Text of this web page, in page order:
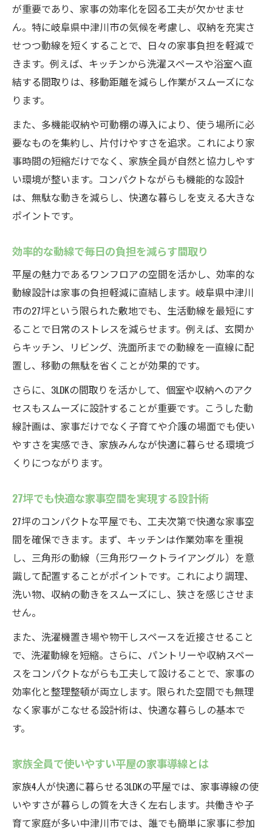
が重要であり、家事の効率化を図る工夫が欠かせませ
ん。特に岐阜県中津川市の気候を考慮し、収納を充実さ
せつつ動線を短くすることで、日々の家事負担を軽減で
きます。例えば、キッチンから洗濯スペースや浴室へ直
結する間取りは、移動距離を減らし作業がスムーズにな
ります。
また、多機能収納や可動棚の導入により、使う場所に必
要なものを集約し、片付けやすさを追求。これにより家
事時間の短縮だけでなく、家族全員が自然と協力しやす
い環境が整います。コンパクトながらも機能的な設計
は、無駄な動きを減らし、快適な暮らしを支える大きな
ポイントです。
効率的な動線で毎日の負担を減らす間取り
平屋の魅力であるワンフロアの空間を活かし、効率的な
動線設計は家事の負担軽減に直結します。岐阜県中津川
市の27坪という限られた敷地でも、生活動線を最短にす
ることで日常のストレスを減らせます。例えば、玄関か
らキッチン、リビング、洗面所までの動線を一直線に配
置し、移動の無駄を省くことが効果的です。
さらに、3LDKの間取りを活かして、個室や収納へのアク
セスもスムーズに設計することが重要です。こうした動
線計画は、家事だけでなく子育てや介護の場面でも使い
やすさを実感でき、家族みんなが快適に暮らせる環境づ
くりにつながります。
27坪でも快適な家事空間を実現する設計術
27坪のコンパクトな平屋でも、工夫次第で快適な家事空
間を確保できます。まず、キッチンは作業効率を重視
し、三角形の動線（三角形ワークトライアングル）を意
識して配置することがポイントです。これにより調理、
洗い物、収納の動きをスムーズにし、狭さを感じさせま
せん。
また、洗濯機置き場や物干しスペースを近接させること
で、洗濯動線を短縮。さらに、パントリーや収納スペー
スをコンパクトながらも工夫して設けることで、家事の
効率化と整理整頓が両立します。限られた空間でも無理
なく家事がこなせる設計術は、快適な暮らしの基本で
す。
家族全員で使いやすい平屋の家事導線とは
家族4人が快適に暮らせる3LDKの平屋では、家事導線の使
いやすさが暮らしの質を大きく左右します。共働きや子
育て家庭が多い中津川市では、誰でも簡単に家事に参加